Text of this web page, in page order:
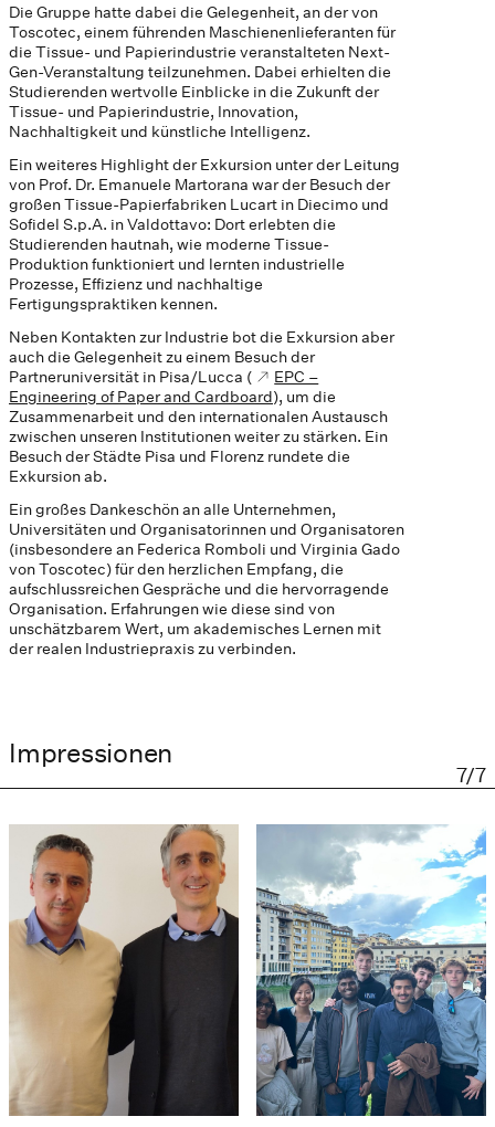
Die Gruppe hatte dabei die Gelegenheit, an der von
Toscotec, einem führenden Maschienenlieferanten für
die Tissue- und Papierindustrie veranstalteten Next-
Gen-Veranstaltung teilzunehmen. Dabei erhielten die
Studierenden wertvolle Einblicke in die Zukunft der
Tissue- und Papierindustrie, Innovation,
Nachhaltigkeit und künstliche Intelligenz.
Ein weiteres Highlight der Exkursion unter der Leitung
von Prof. Dr. Emanuele Martorana war der Besuch der
großen Tissue-Papierfabriken Lucart in Diecimo und
Sofidel S.p.A. in Valdottavo: Dort erlebten die
Studierenden hautnah, wie moderne Tissue-
Produktion funktioniert und lernten industrielle
Prozesse, Effizienz und nachhaltige
Fertigungspraktiken kennen.
Neben Kontakten zur Industrie bot die Exkursion aber
auch die Gelegenheit zu einem Besuch der
Partneruniversität in Pisa/Lucca (
EPC –
Engineering of Paper and Cardboard), um die
Zusammenarbeit und den internationalen Austausch
zwischen unseren Institutionen weiter zu stärken. Ein
Besuch der Städte Pisa und Florenz rundete die
Exkursion ab.
Ein großes Dankeschön an alle Unternehmen,
Universitäten und Organisatorinnen und Organisatoren
(insbesondere an Federica Romboli und Virginia Gado
von Toscotec) für den herzlichen Empfang, die
aufschlussreichen Gespräche und die hervorragende
Organisation. Erfahrungen wie diese sind von
unschätzbarem Wert, um akademisches Lernen mit
der realen Industriepraxis zu verbinden.
Impressionen
7/7